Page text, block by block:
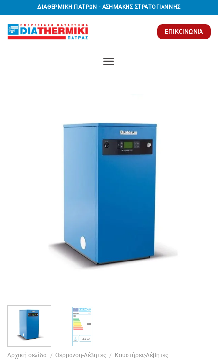
στο
περιεχόμενο
ΔΙΑΘΕΡΜΙΚΗ ΠΑΤΡΩΝ - ΑΣΗΜΑΚΗΣ ΣΤΡΑΤΟΓΙΑΝΝΗΣ
ΕΠΙΚΟΙΝΩΝΊΑ
Αρχική σελίδα / Θέρμανση-Λέβητες / Καυστήρες-Λέβητες